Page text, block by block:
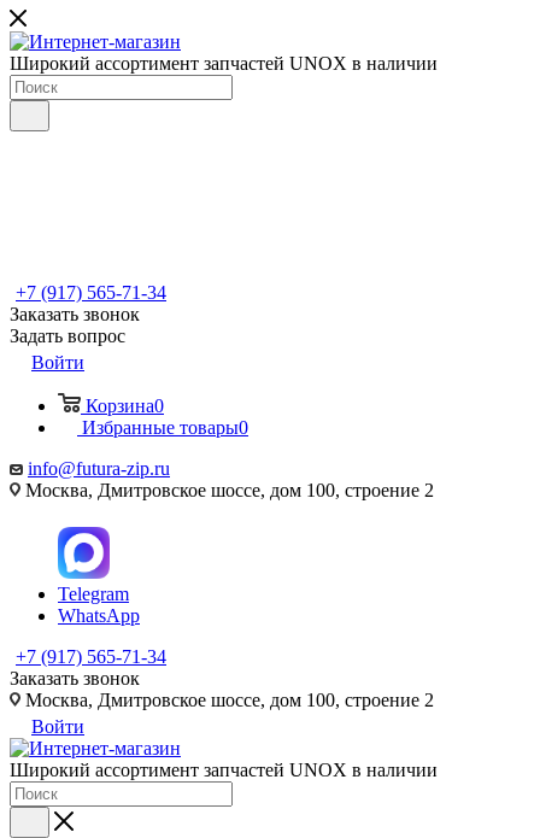
Широкий ассортимент запчастей UNOX в наличии
+7 (917) 565-71-34
Заказать звонок
Задать вопрос
Войти
Корзина0
Избранные товары0
info@futura-zip.ru
Москва, Дмитровское шоссе, дом 100, строение 2
Telegram
WhatsApp
+7 (917) 565-71-34
Заказать звонок
Москва, Дмитровское шоссе, дом 100, строение 2
Войти
Широкий ассортимент запчастей UNOX в наличии